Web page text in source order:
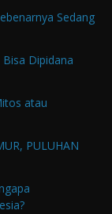
Sedang
Dipidana
atau
PULUHAN